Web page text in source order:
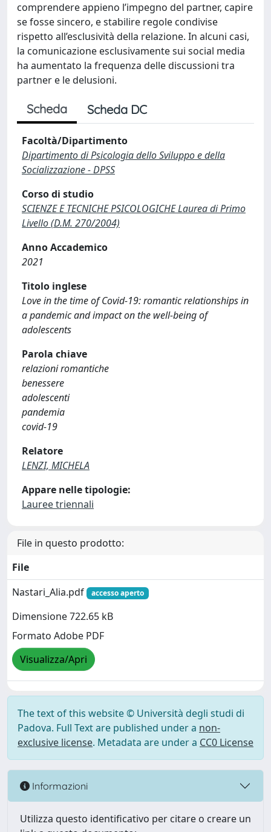
comprendere appieno l’impegno del partner, capire
se fosse sincero, e stabilire regole condivise
rispetto all’esclusività della relazione. In alcuni casi,
la comunicazione esclusivamente sui social media
ha aumentato la frequenza delle discussioni tra
partner e le delusioni.
Scheda Scheda DC
Facoltà/Dipartimento
Dipartimento di Psicologia dello Sviluppo e della
Socializzazione - DPSS
Corso di studio
SCIENZE E TECNICHE PSICOLOGICHE Laurea di Primo
Livello (D.M. 270/2004)
Anno Accademico
2021
Titolo inglese
Love in the time of Covid-19: romantic relationships in
a pandemic and impact on the well-being of
adolescents
Parola chiave
relazioni romantiche
benessere
adolescenti
pandemia
covid-19
Relatore
LENZI, MICHELA
Appare nelle tipologie:
Lauree triennali
File in questo prodotto:
File
Nastari_Alia.pdf
accesso aperto
Dimensione 722.65 kB
Formato Adobe PDF
Visualizza/Apri
The text of this website © Università degli studi di
Padova. Full Text are published under a non-
exclusive license. Metadata are under a CC0 License
Informazioni
Utilizza questo identificativo per citare o creare un